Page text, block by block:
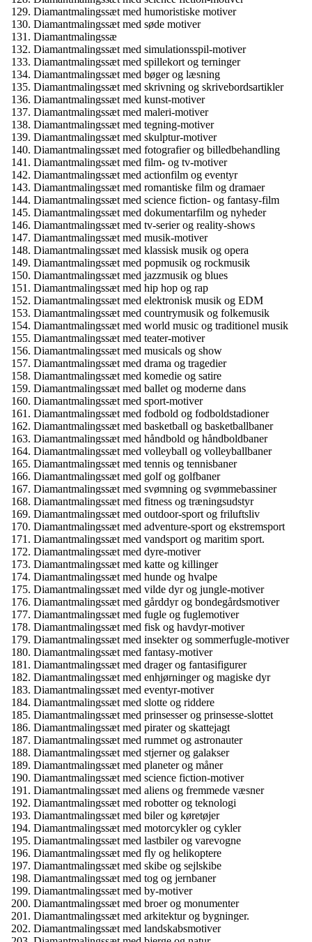
Diamantmalingssæt med humoristiske motiver
Diamantmalingssæt med søde motiver
Diamantmalingssæ
Diamantmalingssæt med simulationsspil-motiver
Diamantmalingssæt med spillekort og terninger
Diamantmalingssæt med bøger og læsning
Diamantmalingssæt med skrivning og skrivebordsartikler
Diamantmalingssæt med kunst-motiver
Diamantmalingssæt med maleri-motiver
Diamantmalingssæt med tegning-motiver
Diamantmalingssæt med skulptur-motiver
Diamantmalingssæt med fotografier og billedbehandling
Diamantmalingssæt med film- og tv-motiver
Diamantmalingssæt med actionfilm og eventyr
Diamantmalingssæt med romantiske film og dramaer
Diamantmalingssæt med science fiction- og fantasy-film
Diamantmalingssæt med dokumentarfilm og nyheder
Diamantmalingssæt med tv-serier og reality-shows
Diamantmalingssæt med musik-motiver
Diamantmalingssæt med klassisk musik og opera
Diamantmalingssæt med popmusik og rockmusik
Diamantmalingssæt med jazzmusik og blues
Diamantmalingssæt med hip hop og rap
Diamantmalingssæt med elektronisk musik og EDM
Diamantmalingssæt med countrymusik og folkemusik
Diamantmalingssæt med world music og traditionel musik
Diamantmalingssæt med teater-motiver
Diamantmalingssæt med musicals og show
Diamantmalingssæt med drama og tragedier
Diamantmalingssæt med komedie og satire
Diamantmalingssæt med ballet og moderne dans
Diamantmalingssæt med sport-motiver
Diamantmalingssæt med fodbold og fodboldstadioner
Diamantmalingssæt med basketball og basketballbaner
Diamantmalingssæt med håndbold og håndboldbaner
Diamantmalingssæt med volleyball og volleyballbaner
Diamantmalingssæt med tennis og tennisbaner
Diamantmalingssæt med golf og golfbaner
Diamantmalingssæt med svømning og svømmebassiner
Diamantmalingssæt med fitness og træningsudstyr
Diamantmalingssæt med outdoor-sport og friluftsliv
Diamantmalingssæt med adventure-sport og ekstremsport
Diamantmalingssæt med vandsport og maritim sport.
Diamantmalingssæt med dyre-motiver
Diamantmalingssæt med katte og killinger
Diamantmalingssæt med hunde og hvalpe
Diamantmalingssæt med vilde dyr og jungle-motiver
Diamantmalingssæt med gårddyr og bondegårdsmotiver
Diamantmalingssæt med fugle og fuglemotiver
Diamantmalingssæt med fisk og havdyr-motiver
Diamantmalingssæt med insekter og sommerfugle-motiver
Diamantmalingssæt med fantasy-motiver
Diamantmalingssæt med drager og fantasifigurer
Diamantmalingssæt med enhjørninger og magiske dyr
Diamantmalingssæt med eventyr-motiver
Diamantmalingssæt med slotte og riddere
Diamantmalingssæt med prinsesser og prinsesse-slottet
Diamantmalingssæt med pirater og skattejagt
Diamantmalingssæt med rummet og astronauter
Diamantmalingssæt med stjerner og galakser
Diamantmalingssæt med planeter og måner
Diamantmalingssæt med science fiction-motiver
Diamantmalingssæt med aliens og fremmede væsner
Diamantmalingssæt med robotter og teknologi
Diamantmalingssæt med biler og køretøjer
Diamantmalingssæt med motorcykler og cykler
Diamantmalingssæt med lastbiler og varevogne
Diamantmalingssæt med fly og helikoptere
Diamantmalingssæt med skibe og sejlskibe
Diamantmalingssæt med tog og jernbaner
Diamantmalingssæt med by-motiver
Diamantmalingssæt med broer og monumenter
Diamantmalingssæt med arkitektur og bygninger.
Diamantmalingssæt med landskabsmotiver